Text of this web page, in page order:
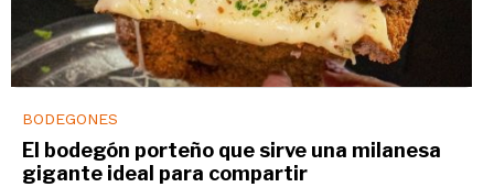
BODEGONES
El bodegón porteño que sirve una milanesa
gigante ideal para compartir